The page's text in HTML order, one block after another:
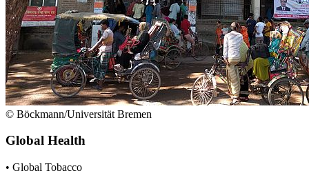
© Böckmann/Universität Bremen
Global Health
• Global Tobacco